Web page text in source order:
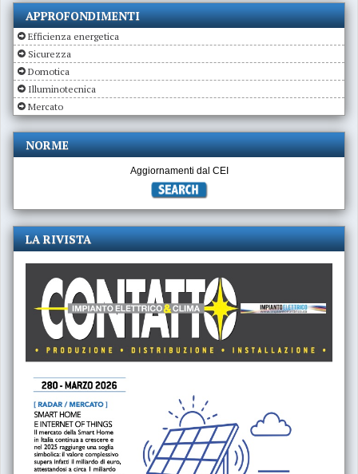
APPROFONDIMENTI
Efficienza energetica
Sicurezza
Domotica
Illuminotecnica
Mercato
NORME
Aggiornamenti dal CEI
LA RIVISTA